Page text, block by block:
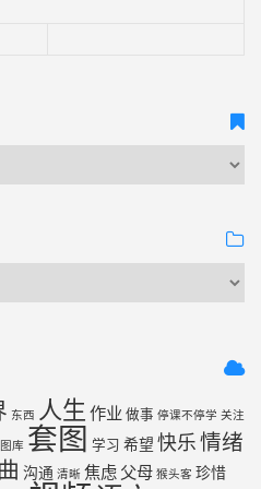
东西 人生 作业 做事 停课不停学 关注
图库 套图 学习 希望 快乐情绪
沟通 清晰 焦虑 父母 猴头客 珍惜